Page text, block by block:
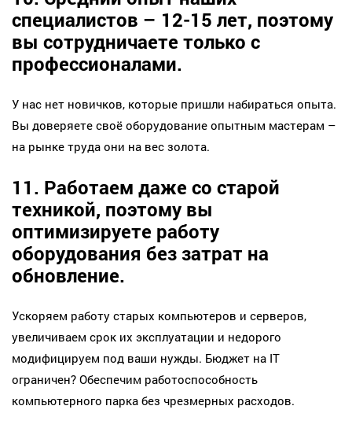
специалистов – 12-15 лет, поэтому
вы сотрудничаете только с
профессионалами.
У нас нет новичков, которые пришли набираться опыта.
Вы доверяете своё оборудование опытным мастерам –
на рынке труда они на вес золота.
11. Работаем даже со старой
техникой, поэтому вы
оптимизируете работу
оборудования без затрат на
обновление.
Ускоряем работу старых компьютеров и серверов,
увеличиваем срок их эксплуатации и недорого
модифицируем под ваши нужды. Бюджет на IT
ограничен? Обеспечим работоспособность
компьютерного парка без чрезмерных расходов.